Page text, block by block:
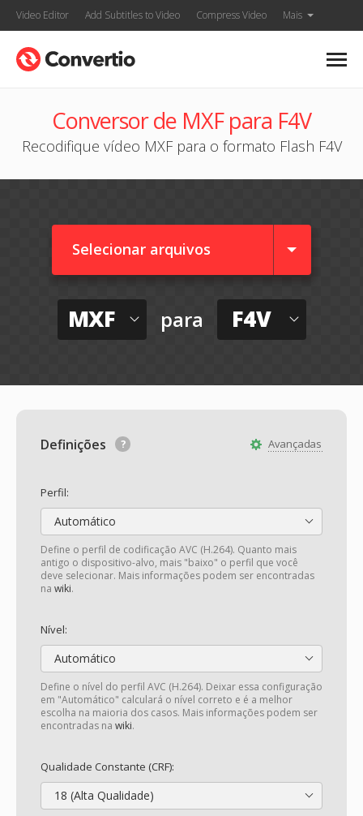
Video Editor Add Subtitles to Video Compress Video Mais
Conversor de MXF para F4V
Recodifique vídeo MXF para o formato Flash F4V
Selecionar arquivos
MXF para F4V
Avançadas
Definições
Perfil:
Automático
Define o perfil de codificação AVC (H.264). Quanto mais
antigo o dispositivo-alvo, mais "baixo" o perfil que você
deve selecionar. Mais informações podem ser encontradas
na wiki.
Nível:
Automático
Define o nível do perfil AVC (H.264). Deixar essa configuração
em "Automático" calculará o nível correto e é a melhor
escolha na maioria dos casos. Mais informações podem ser
encontradas na wiki.
Qualidade Constante (CRF):
18 (Alta Qualidade)